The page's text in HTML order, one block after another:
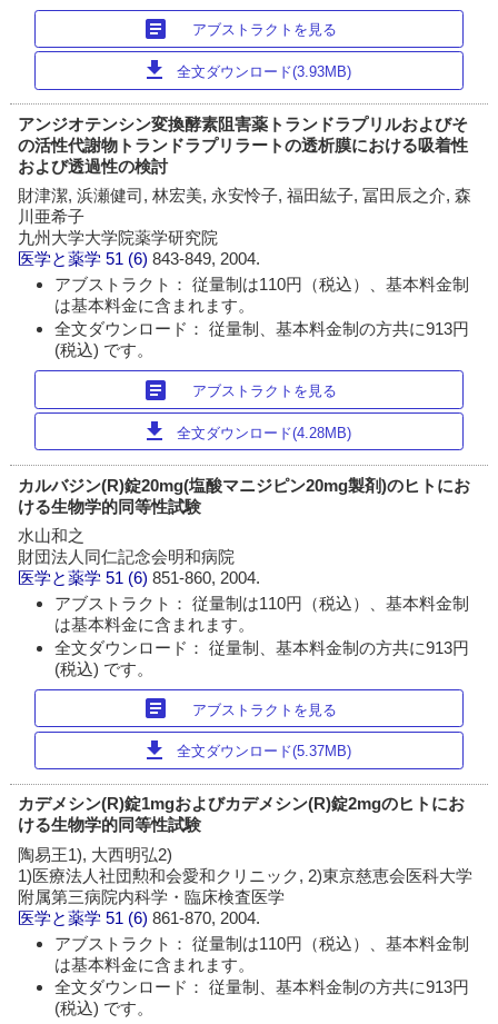
article アブストラクトを見る
download 全文ダウンロード(3.93MB)
アンジオテンシン変換酵素阻害薬トランドラプリルおよびそ
の活性代謝物トランドラプリラートの透析膜における吸着性
および透過性の検討
財津潔, 浜瀬健司, 林宏美, 永安怜子, 福田紘子, 冨田辰之介, 森
川亜希子
九州大学大学院薬学研究院
医学と薬学 51 (6)843-849, 2004.
アブストラクト： 従量制は110円（税込）、基本料金制
は基本料金に含まれます。
全文ダウンロード： 従量制、基本料金制の方共に913円
(税込) です。
article アブストラクトを見る
download 全文ダウンロード(4.28MB)
カルバジン(R)錠20mg(塩酸マニジピン20mg製剤)のヒトにお
ける生物学的同等性試験
水山和之
財団法人同仁記念会明和病院
医学と薬学 51 (6)851-860, 2004.
アブストラクト： 従量制は110円（税込）、基本料金制
は基本料金に含まれます。
全文ダウンロード： 従量制、基本料金制の方共に913円
(税込) です。
article アブストラクトを見る
download 全文ダウンロード(5.37MB)
カデメシン(R)錠1mgおよびカデメシン(R)錠2mgのヒトにお
ける生物学的同等性試験
陶易王1), 大西明弘2)
1)医療法人社団勲和会愛和クリニック, 2)東京慈恵会医科大学
附属第三病院内科学・臨床検査医学
医学と薬学 51 (6)861-870, 2004.
アブストラクト： 従量制は110円（税込）、基本料金制
は基本料金に含まれます。
全文ダウンロード： 従量制、基本料金制の方共に913円
(税込) です。